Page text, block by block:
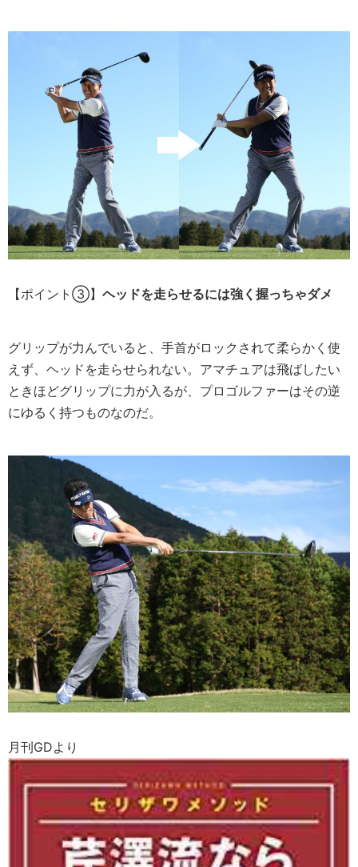
【ポイント③】 ヘッドを走らせるには強く握っちゃダメ
グリップが力んでいると、手首がロックされて柔らかく使
えず、ヘッドを走らせられない。アマチュアは飛ばしたい
ときほどグリップに力が入るが、プロゴルファーはその逆
にゆるく持つものなのだ。
月刊GDより